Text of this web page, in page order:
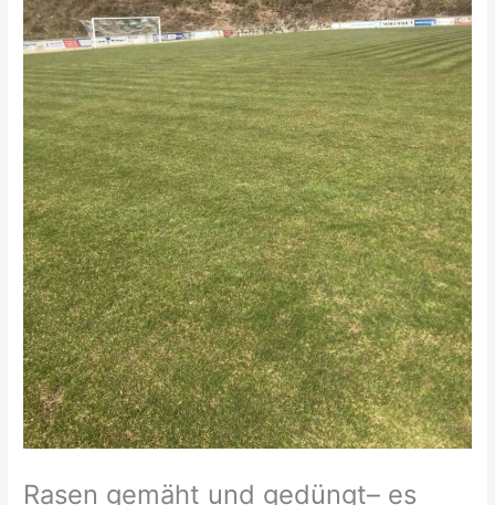
Rasen gemäht und gedüngt– es